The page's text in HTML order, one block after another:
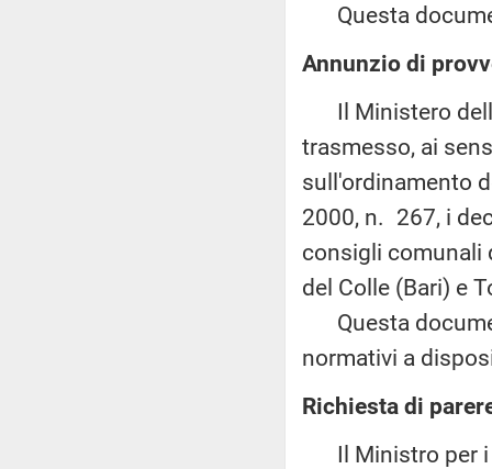
Questa
Annunzio di
Il Ministero
trasmesso, ai
sull'ordinamento
2000, n. 267, i
consigli comunali
del Colle (Bari) e
Questa
normativi a
Richiesta di
Il Ministro per i